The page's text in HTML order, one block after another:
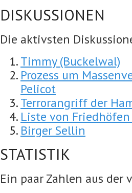
DISKUSSIONEN
Die aktivsten
Timmy (Buckelwal)
Prozess um
Pelicot
Terrorangriff der
Liste von
Birger Sellin
STATISTIK
Ein paar Zahlen aus der